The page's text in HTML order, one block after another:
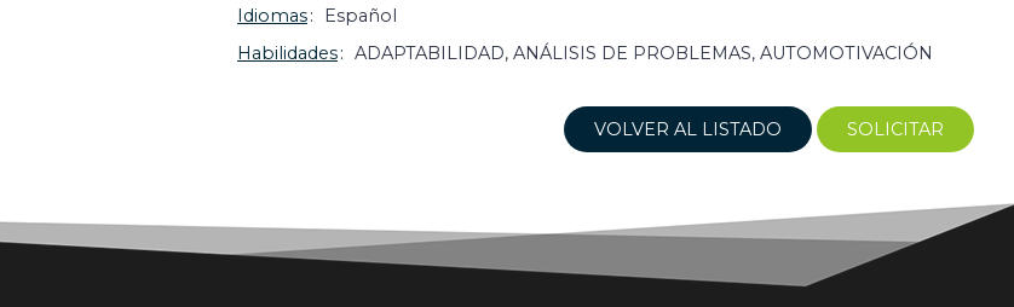
Idiomas
Español
Habilidades
ADAPTABILIDAD, ANÁLISIS DE PROBLEMAS, AUTOMOTIVACIÓN
VOLVER AL LISTADO SOLICITAR